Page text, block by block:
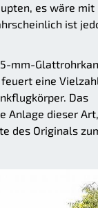
es wäre mit
ist
mm-
eine
Das
Anlage dieser Art,
des Originals